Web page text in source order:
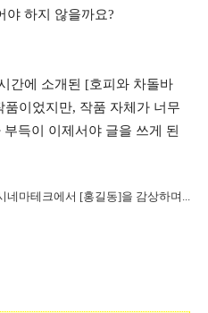
야 하지 않을까요?
간에 소개된 [호피와 차돌바
이었지만, 작품 자체가 너무
득이 이제서야 글을 쓰게 된
네마테크에서 [홍길동]을 감상하며...